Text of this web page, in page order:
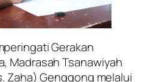
Gerakan
Madrasah Tsanawiyah
Zaha) Genggong melalui